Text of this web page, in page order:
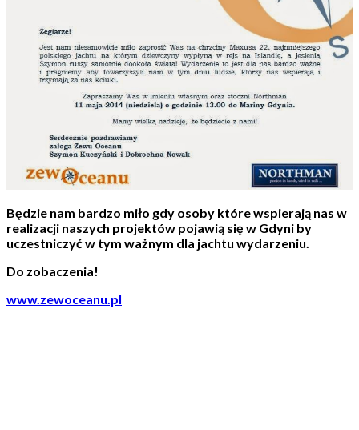
Będzie nam bardzo miło gdy osoby które wspierają nas w
realizacji naszych projektów pojawią się w Gdyni by
uczestniczyć w tym ważnym dla jachtu wydarzeniu.
Do zobaczenia!
www.zewoceanu.pl